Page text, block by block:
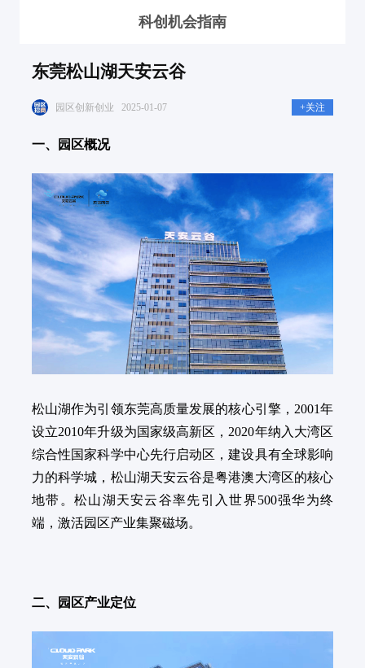
科创机会指南
东莞松山湖天安云谷
园区创新创业 2025-01-07 +关注
一、 园区概况
松山湖作为引领东莞高质量发展的核心引擎，2001年
设立2010年升级为国家级高新区，2020年纳入大湾区
综合性国家科学中心先行启动区，建设具有全球影响
力的科学城，松山湖天安云谷是粤港澳大湾区的核心
地带。松山湖天安云谷率先引入世界500强华为终
端，激活园区产业集聚磁场。
二、 园区产业定位